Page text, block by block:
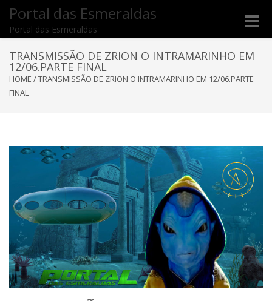
Portal das Esmeraldas
Portal das Esmeraldas
Toggle
TRANSMISSÃO DE ZRION O INTRAMARINHO EM
12/06.PARTE FINAL
HOME /TRANSMISSÃO DE ZRION O INTRAMARINHO EM 12/06.PARTE
FINAL